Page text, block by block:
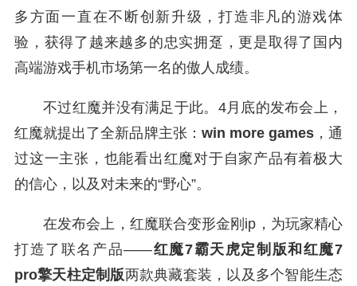
多方面一直在不断创新升级，打造非凡的游戏体
验，获得了越来越多的忠实拥趸，更是取得了国内
高端游戏手机市场第一名的傲人成绩。
不过红魔并没有满足于此。4月底的发布会上，
红魔就提出了全新品牌主张： win more games，通
过这一主张，也能看出红魔对于自家产品有着极大
的信心，以及对未来的“野心”。
在发布会上，红魔联合变形金刚ip，为玩家精心
打造了联名产品——红魔7霸天虎定制版和红魔7
pro擎天柱定制版两款典藏套装，以及多个智能生态